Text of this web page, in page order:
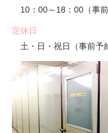
10：00～18：00（事
定休日
土・日・祝日（事前予